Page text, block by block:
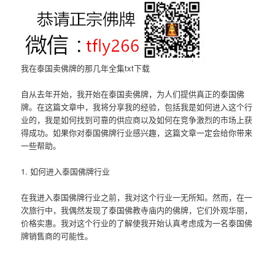
我在泰国卖佛牌的那几年全集txt下载
自从去年开始，我开始在泰国卖佛牌，为人们提供真正的泰国佛
牌。在这篇文章中，我将分享我的经验，包括我是如何进入这个行
业的，我是如何找到可靠的供应商以及如何在竞争激烈的市场上获
得成功。如果你对泰国佛牌行业感兴趣，这篇文章一定会给你带来
一些帮助。
1. 如何进入泰国佛牌行业
在我进入泰国佛牌行业之前，我对这个行业一无所知。然而，在一
次旅行中，我偶然发现了泰国佛教寺庙内的佛牌，它们外观华丽，
价格实惠。我对这个行业的了解使我开始认真考虑成为一名泰国佛
牌销售商的可能性。